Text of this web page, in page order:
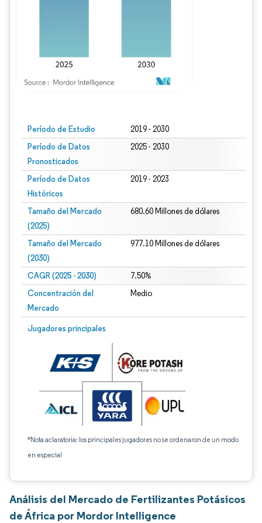
Período de Estudio 2019 - 2030
Período de Datos
Pronosticados
2025 - 2030
Período de Datos
Históricos
2019 - 2023
Tamaño del Mercado
(2025)
680.60 Millones de dólares
Tamaño del Mercado
(2030)
977.10 Millones de dólares
CAGR (2025 - 2030) 7.50%
Concentración del
Mercado
Medio
Jugadores principales
*Nota aclaratoria: los principales jugadores no se ordenaron de un modo
en especial
Análisis del Mercado de Fertilizantes Potásicos
de África por Mordor Intelligence